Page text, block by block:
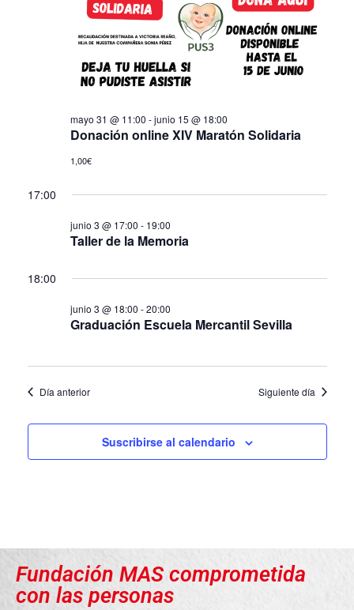
Donación online XIV Maratón Solidaria
mayo 31 @ 11:00 -junio 15 @ 18:00
1,00€
17:00
Taller de la Memoria
junio 3 @ 17:00 - 19:00
18:00
Graduación Escuela Mercantil Sevilla
junio 3 @ 18:00 -20:00
Día anterior Siguiente día
Suscribirse al calendario
Fundación MAS comprometida
con las personas